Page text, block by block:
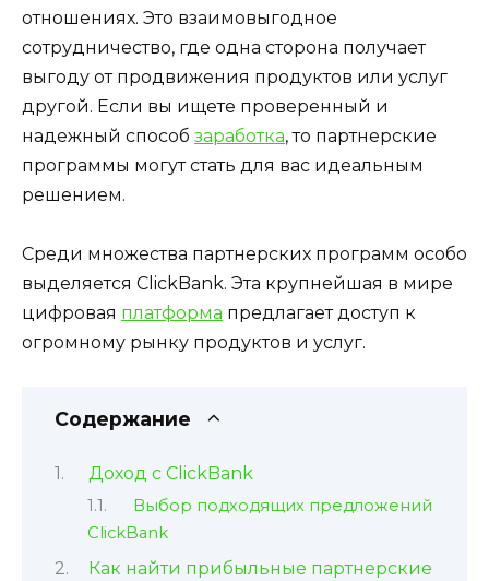
отношениях. Это взаимовыгодное
сотрудничество, где одна сторона получает
выгоду от продвижения продуктов или услуг
другой. Если вы ищете проверенный и
надежный способ заработка, то партнерские
программы могут стать для вас идеальным
решением.
Среди множества партнерских программ особо
выделяется ClickBank. Эта крупнейшая в мире
цифровая платформа предлагает доступ к
огромному рынку продуктов и услуг.
Содержание
Доход с ClickBank
Выбор подходящих предложений
ClickBank
Как найти прибыльные партнерские